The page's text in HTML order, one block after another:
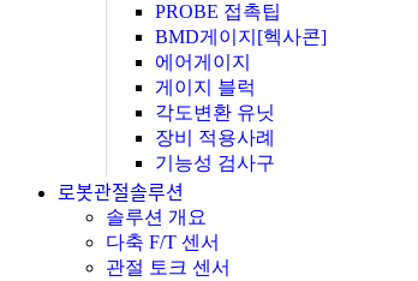
PROBE 접촉팁
BMD게이지[헥사콘]
에어게이지
게이지 블럭
각도변환 유닛
장비 적용사례
기능성 검사구
로봇관절솔루션
솔루션 개요
다축 F/T 센서
관절 토크 센서